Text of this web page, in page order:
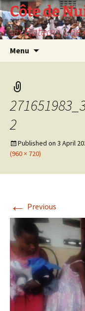
Skip
to
content
Côte de
un Bateau, une
Menu
2
Published on 3 April
(960 × 720)
← Previous